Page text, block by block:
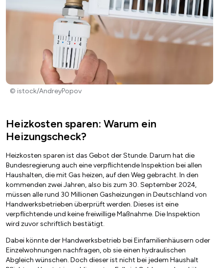
© istock/AndreyPopov
Heizkosten sparen: Warum ein
Heizungscheck?
Heizkosten sparen ist das Gebot der Stunde. Darum hat die
Bundesregierung auch eine verpflichtende Inspektion bei allen
Haushalten, die mit Gas heizen, auf den Weg gebracht. In den
kommenden zwei Jahren, also bis zum 30. September 2024,
müssen alle rund 30 Millionen Gasheizungen in Deutschland von
Handwerksbetrieben überprüft werden. Dieses ist eine
verpflichtende und keine freiwillige Maßnahme. Die Inspektion
wird zuvor schriftlich bestätigt.
Dabei könnte der Handwerksbetrieb bei Einfamilienhäusern oder
Einzelwohnungen nachfragen, ob sie einen hydraulischen
Abgleich wünschen. Doch dieser ist nicht bei jedem Haushalt